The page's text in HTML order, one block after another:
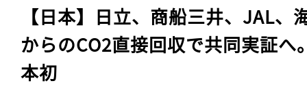
【日本】日立、商船三井、JAL、
からのCO2直接回収で共同実証へ
本初